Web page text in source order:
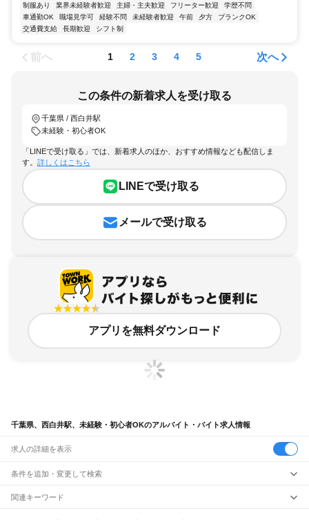
制服あり 業界未経験者歓迎 主婦・主夫歓迎 フリーター歓迎
学歴不問
車通勤OK
職場見学可 経験不問 未経験者歓迎 午前 夕方
ブランクOK
交通費支給
長期歓迎 シフト制
前へ 1 2 3 4 5 次へ
この条件の新着求人を受け取る
千葉県 / 西白井駅
未経験・初心者OK
「LINEで受け取る」では、新着求人のほか、おすすめ情報なども配信しま
す。 詳しくはこちら
LINEで受け取る
メールで受け取る
アプリを無料ダウンロード
千葉県、西白井駅、未経験・初心者OKのアルバイト・バイト求人情報
求人の詳細を表示
条件を追加・変更して検索
市区町村を追加・変更
関連キーワード